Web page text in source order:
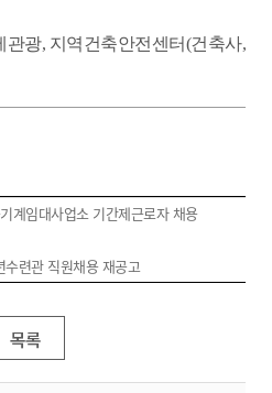
관광, 지역건축안전센터(건축사,
계임대사업소 기간제근로자 채용
수련관 직원채용 재공고
목록